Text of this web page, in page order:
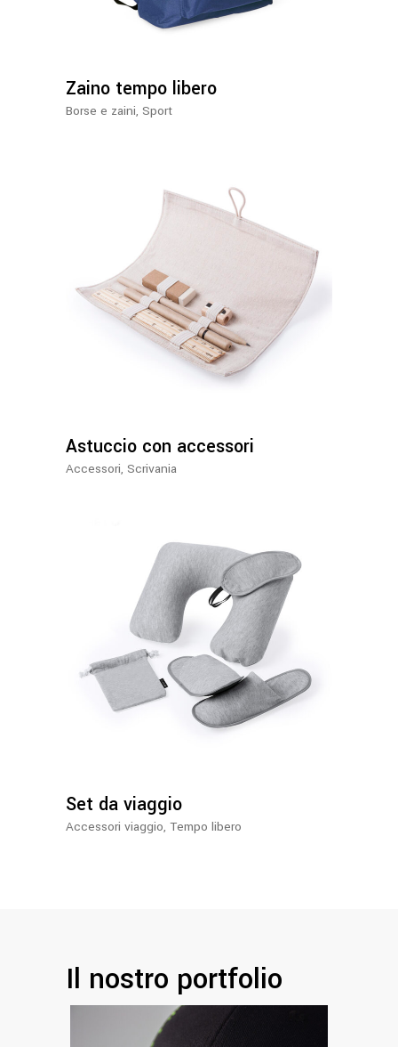
Zaino tempo libero
Borse e zaini, Sport
Astuccio con accessori
Accessori, Scrivania
Set da viaggio
Accessori viaggio, Tempo libero
Il nostro portfolio